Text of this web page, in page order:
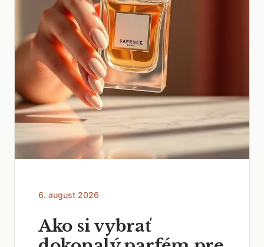
6. august 2026
Ako si vybrať